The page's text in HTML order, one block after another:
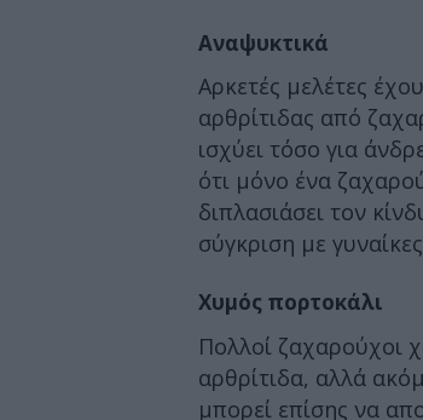
Αναψυκτικά
Αρκετές μελέτες
αρθρίτιδας από
ισχύει τόσο για
ότι μόνο ένα
διπλασιάσει τον
σύγκριση με
Χυμός πορτοκάλι
Πολλοί ζαχαρούχοι
αρθρίτιδα, αλλά
μπορεί επίσης να